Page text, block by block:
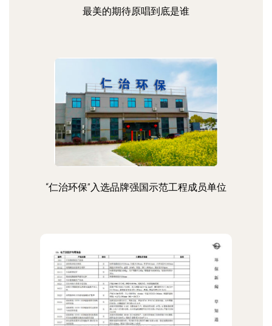
最美的期待原唱到底是谁
“仁治环保”入选品牌强国示范工程成员单位